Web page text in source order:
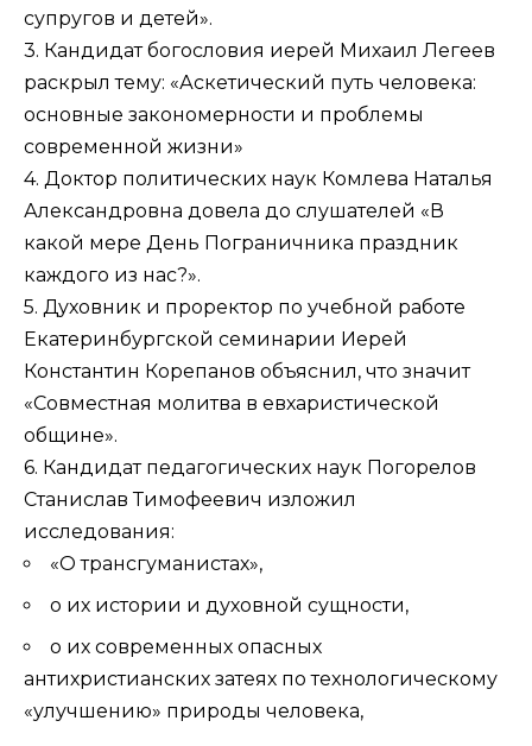
супругов и детей».
3. Кандидат богословия иерей Михаил Легеев
раскрыл тему: «Аскетический путь человека:
основные закономерности и проблемы
современной жизни»
4. Доктор политических наук Комлева Наталья
Александровна довела до слушателей «В
какой мере День Пограничника праздник
каждого из нас?».
5. Духовник и проректор по учебной работе
Екатеринбургской семинарии Иерей
Константин Корепанов объяснил, что значит
«Совместная молитва в евхаристической
общине».
6. Кандидат педагогических наук Погорелов
Станислав Тимофеевич изложил
исследования:
«О трансгуманистах»,
о их истории и духовной сущности,
о их современных опасных
антихристианских затеях по технологическому
«улучшению» природы человека,